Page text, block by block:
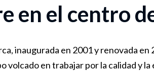
en el centro
inaugurada en 2001 y renovada en
volcado en trabajar por la calidad y